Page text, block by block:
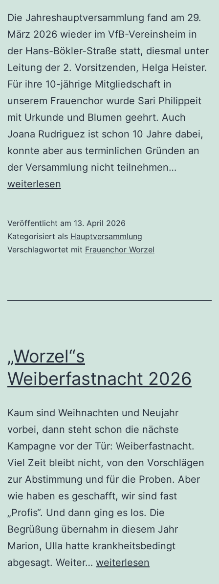
Die Jahreshauptversammlung fand am 29.
März 2026 wieder im VfB-Vereinsheim in
der Hans-Bökler-Straße statt, diesmal unter
Leitung der 2. Vorsitzenden, Helga Heister.
Für ihre 10-jährige Mitgliedschaft in
unserem Frauenchor wurde Sari Philippeit
mit Urkunde und Blumen geehrt. Auch
Joana Rudriguez ist schon 10 Jahre dabei,
konnte aber aus terminlichen Gründen an
der Versammlung nicht teilnehmen…
weiterlesen
Veröffentlicht am 13. April 2026
Kategorisiert als Hauptversammlung
Verschlagwortet mit Frauenchor Worzel
„Worzel“s
Weiberfastnacht 2026
Kaum sind Weihnachten und Neujahr
vorbei, dann steht schon die nächste
Kampagne vor der Tür: Weiberfastnacht.
Viel Zeit bleibt nicht, von den Vorschlägen
zur Abstimmung und für die Proben. Aber
wie haben es geschafft, wir sind fast
„Profis“. Und dann ging es los. Die
Begrüßung übernahm in diesem Jahr
Marion, Ulla hatte krankheitsbedingt
abgesagt. Weiter… „Worzel“s
weiterlesen